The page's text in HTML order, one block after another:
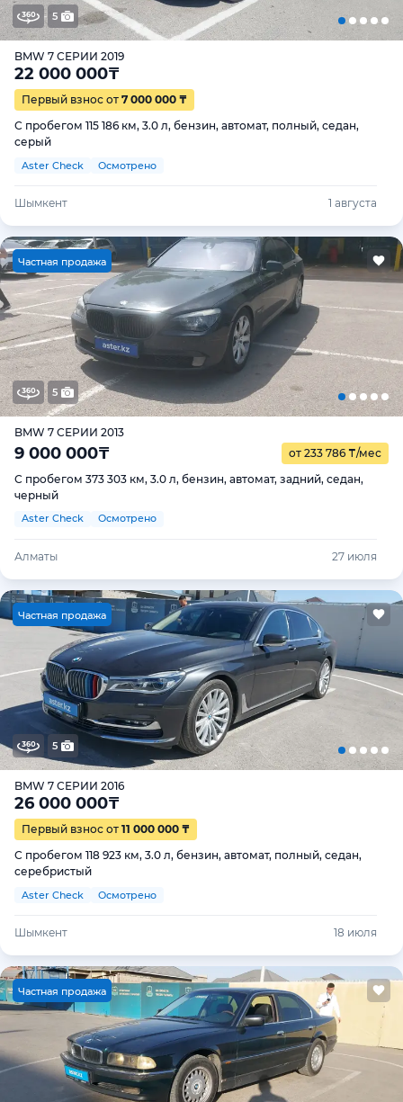
5
BMW 7 СЕРИИ 2019
22 000 000₸
Первый взнос от 7 000 000 ₸
С пробегом 115 186 км, 3.0 л, бензин, автомат, полный, седан,
серый
Aster Check Осмотрено
Шымкент 1 августа
Частная продажа
5
BMW 7 СЕРИИ 2013
9 000 000₸ от 233 786 ₸/мес
С пробегом 373 303 км, 3.0 л, бензин, автомат, задний, седан,
черный
Aster Check Осмотрено
Алматы 27 июля
Частная продажа
5
BMW 7 СЕРИИ 2016
26 000 000₸
Первый взнос от 11 000 000 ₸
С пробегом 118 923 км, 3.0 л, бензин, автомат, полный, седан,
серебристый
Aster Check Осмотрено
Шымкент 18 июля
Частная продажа